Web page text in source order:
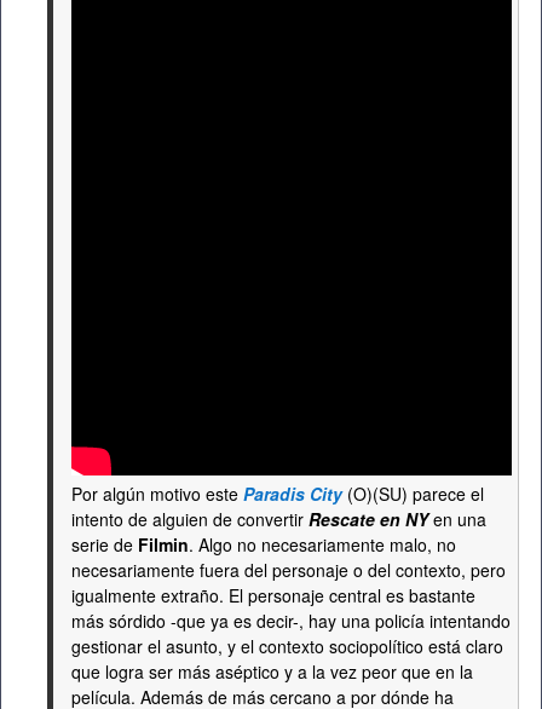
Por algún motivo este Paradis City(O)(SU) parece el
intento de alguien de convertir Rescate en NYen una
serie de Filmin. Algo no necesariamente malo, no
necesariamente fuera del personaje o del contexto, pero
igualmente extraño. El personaje central es bastante
más sórdido -que ya es decir-, hay una policía intentando
gestionar el asunto, y el contexto sociopolítico está claro
que logra ser más aséptico y a la vez peor que en la
película. Además de más cercano a por dónde ha